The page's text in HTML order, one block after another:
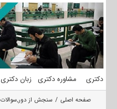
محتوا
دکتری مشاوره دکتری زبان دکتری
صفحه اصلی سنجش از دور,سوالات